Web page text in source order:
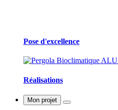
Pose d'excellence
Réalisations
Mon projet